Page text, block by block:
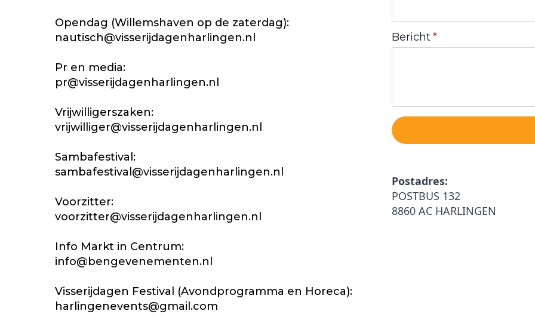
Opendag (Willemshaven op de zaterdag):
nautisch@visserijdagenharlingen.nl
Pr en media:
pr@visserijdagenharlingen.nl
Vrijwilligerszaken:
vrijwilliger@visserijdagenharlingen.nl
Sambafestival:
sambafestival@visserijdagenharlingen.nl
Voorzitter:
voorzitter@visserijdagenharlingen.nl
Info Markt in Centrum:
info@bengevenementen.nl
Visserijdagen Festival (Avondprogramma en Horeca):
harlingenevents@gmail.com
Bericht*
Postadres:
POSTBUS 132
8860 AC HARLINGEN